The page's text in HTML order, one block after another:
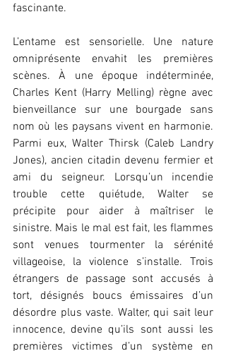
fascinante.
L’entame est sensorielle. Une nature
omniprésente envahit les premières
scènes. À une époque indéterminée,
Charles Kent (Harry Melling) règne avec
bienveillance sur une bourgade sans
nom où les paysans vivent en harmonie.
Parmi eux, Walter Thirsk (Caleb Landry
Jones), ancien citadin devenu fermier et
ami du seigneur. Lorsqu’un incendie
trouble cette quiétude, Walter se
précipite pour aider à maîtriser le
sinistre. Mais le mal est fait, les flammes
sont venues tourmenter la sérénité
villageoise, la violence s’installe. Trois
étrangers de passage sont accusés à
tort, désignés boucs émissaires d’un
désordre plus vaste. Walter, qui sait leur
innocence, devine qu’ils sont aussi les
premières victimes d’un système en